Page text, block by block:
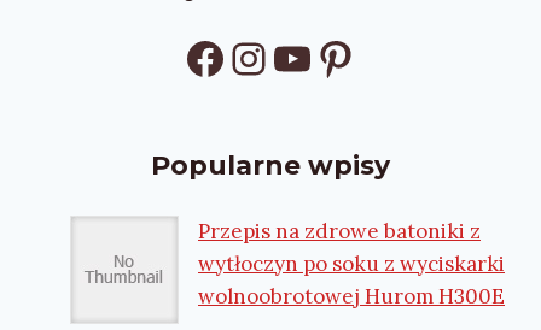
Facebook
Instagram
YouTube
Pinterest
Popularne wpisy
Przepis na zdrowe batoniki z
wytłoczyn po soku z wyciskarki
wolnoobrotowej Hurom H300E